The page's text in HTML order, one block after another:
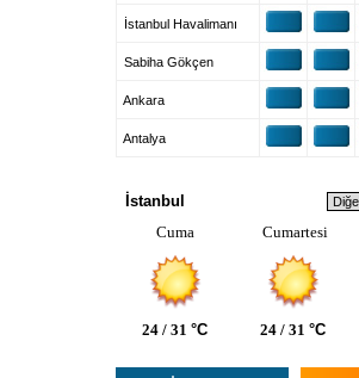
İstanbul Havalimanı
Sabiha Gökçen
Ankara
Antalya
İstanbul
Cuma
Cumartesi
24 / 31 °C 24 / 31 °C